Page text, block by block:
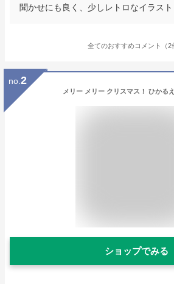
聞かせにも良く、少しレトロなイラスト
全てのおすすめコメント（2
no. 2
メリー メリー クリスマス！ ひか
ショップでみる